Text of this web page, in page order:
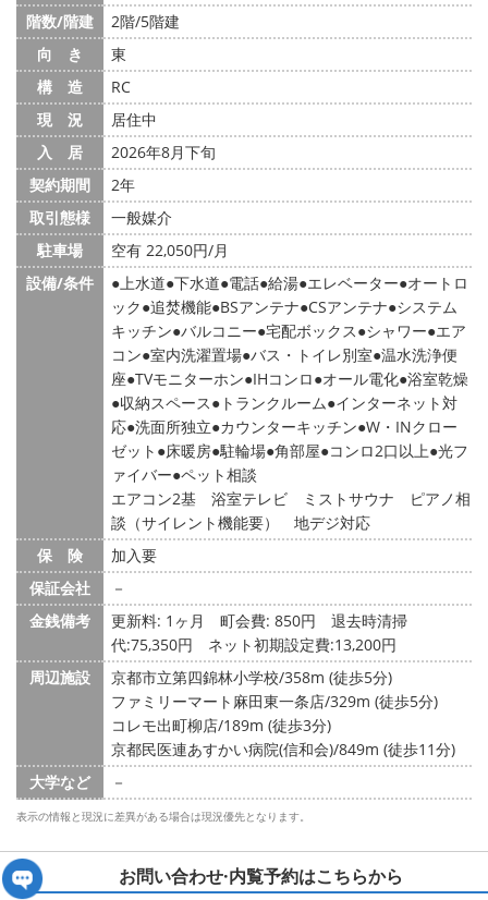
階数/階建
2階/5階建
向 き
東
構 造
RC
現 況
居住中
入 居
2026年8月下旬
契約期間
2年
取引態様
一般媒介
駐車場
空有 22,050円/月
設備/条件
上水道 下水道 電話 給湯 エレベーター オートロ
ック 追焚機能 BSアンテナ CSアンテナ システム
キッチン バルコニー 宅配ボックス シャワー エア
コン 室内洗濯置場 バス・トイレ別室 温水洗浄便
座 TVモニターホン IHコンロ オール電化 浴室乾燥
収納スペース
トランクルーム インターネット対
応 洗面所独立 カウンターキッチン W・INクロー
ゼット
床暖房 駐輪場 角部屋 コンロ2口以上 光フ
ァイバー ペット相談
エアコン2基 浴室テレビ ミストサウナ ピアノ相
談（サイレント機能要） 地デジ対応
保 険
加入要
保証会社
－
金銭備考
更新料: 1ヶ月 町会費: 850円
退去時清掃
代:75,350円 ネット初期設定費:13,200円
周辺施設
京都市立第四錦林小学校/358m (徒歩5分)
ファミリーマート麻田東一条店/329m (徒歩5分)
コレモ出町柳店/189m (徒歩3分)
京都民医連あすかい病院(信和会)/849m (徒歩11分)
大学など
－
表示の情報と現況に差異がある場合は現況優先となります。
お問い合わせ·内覧予約はこちらから